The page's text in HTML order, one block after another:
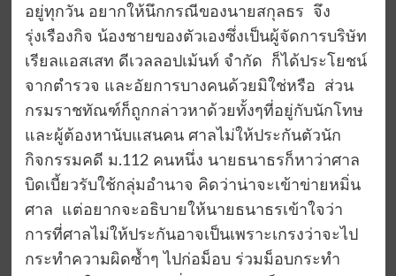
อยู่ทุกวัน อยากให้นึกกรณีของนายสกุลธร จึง
รุ่งเรืองกิจ น้องชายของตัวเองซึ่งเป็นผู้จัดการบริษัท
เรียลแอสเสท ดีเวลลอปเม้นท์ จำกัด ก็ได้ประโยชน์
จากตำรวจ และอัยการบางคนด้วยมิใช่หรือ ส่วน
กรมราชทัณฑ์ก็ถูกกล่าวหาด้วยทั้งๆที่อยู่กับนักโทษ
และผู้ต้องหานับแสนคน ศาลไม่ให้ประกันตัวนัก
กิจกรรมคดี ม.112 คนหนึ่ง นายธนาธรก็หาว่าศาล
บิดเบี้ยวรับใช้กลุ่มอำนาจ คิดว่าน่าจะเข้าข่ายหมิ่น
ศาล แต่อยากจะอธิบายให้นายธนาธรเข้าใจว่า
การที่ศาลไม่ให้ประกันอาจเป็นเพราะเกรงว่าจะไป
กระทำความผิดซ้ำๆ ไปก่อม็อบ ร่วมม็อบกระทำ